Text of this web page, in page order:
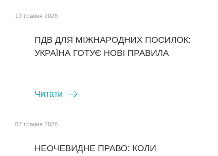
13 травня 2026
ПДВ ДЛЯ МІЖНАРОДНИХ ПОСИЛОК:
УКРАЇНА ГОТУЄ НОВІ ПРАВИЛА
Читати
07 травня 2026
НЕОЧЕВИДНЕ ПРАВО: КОЛИ